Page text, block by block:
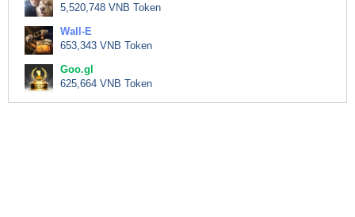
5,520,748 VNB Token
Wall-E
653,343 VNB Token
Goo.gl
625,664 VNB Token